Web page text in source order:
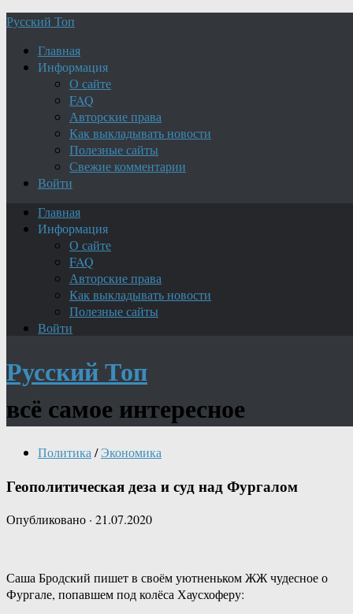
Русский Топ
Главная
Информация
О сайте
FAQ
Авторские права
Как выкладывать новости
Полезные сайты
Свежие комментарии
Войти
Главная
Информация
О сайте
FAQ
Авторские права
Как выкладывать новости
Полезные сайты
Войти
Русский Топ
всё самое интересное
Политика / Экономика
Геополитическая деза и суд над Фургалом
Опубликовано · 21.07.2020
Саша Бродский пишет в своём уютненьком ЖЖ чудесное о
Фургале, попавшем под колёса Хаусхоферу: